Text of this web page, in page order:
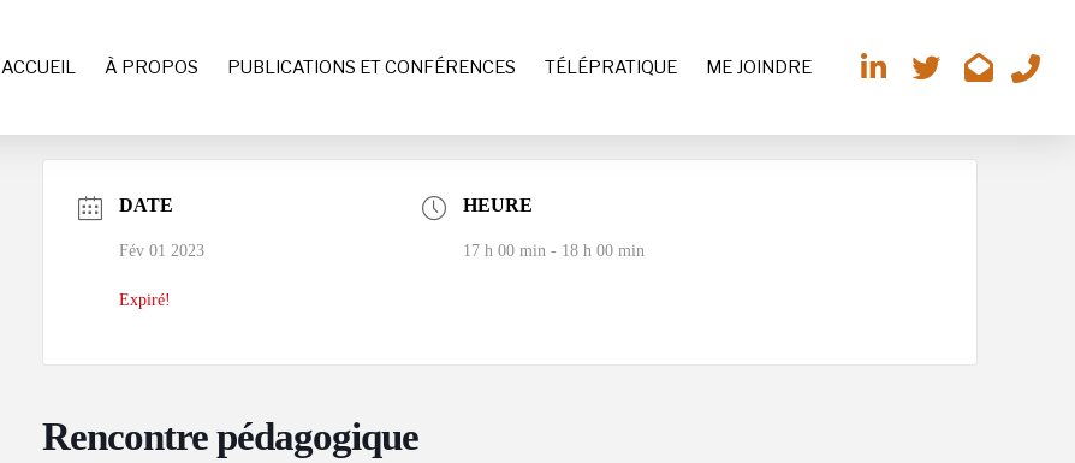
ACCUEIL À PROPOS PUBLICATIONS ET CONFÉRENCES TÉLÉPRATIQUE ME JOINDRE
DATE
Fév 01 2023
Expiré!
HEURE
17 h 00 min - 18 h 00 min
Rencontre pédagogique